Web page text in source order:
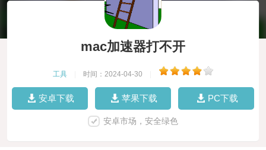
mac加速器打不开
工具 时间：2024-04-30
安卓下载 苹果下载 PC下载
安卓市场，安全绿色